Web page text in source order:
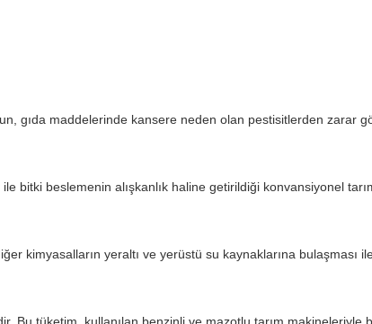
gıda maddelerinde kansere neden olan pestisitlerden zarar
bitki beslemenin alışkanlık haline getirildiği konvansiyonel
kimyasalların yeraltı ve yerüstü su kaynaklarına bulaşması